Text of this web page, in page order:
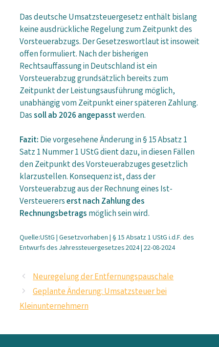
Das deutsche Umsatzsteuergesetz enthält bislang
keine ausdrückliche Regelung zum Zeitpunkt des
Vorsteuerabzugs. Der Gesetzeswortlaut ist insoweit
offen formuliert. Nach der bisherigen
Rechtsauffassung in Deutschland ist ein
Vorsteuerabzug grundsätzlich bereits zum
Zeitpunkt der Leistungsausführung möglich,
unabhängig vom Zeitpunkt einer späteren Zahlung.
Dassollab 2026 angepasstwerden.
Fazit: Die vorgesehene Änderung in § 15 Absatz 1
Satz 1 Nummer 1 UStG dient dazu, in diesen Fällen
den Zeitpunkt des Vorsteuerabzuges gesetzlich
klarzustellen. Konsequenz ist, dass der
Vorsteuerabzug aus der Rechnung eines Ist-
Versteuererserst nach Zahlung des
Rechnungsbetrags möglich sein wird.
Quelle:UStG | Gesetzvorhaben | § 15 Absatz 1 UStG i.d.F. des
Entwurfs des Jahressteuergesetzes 2024 | 22-08-2024
Neuregelung der Entfernungspauschale
Geplante Änderung: Umsatzsteuer bei
Kleinunternehmern